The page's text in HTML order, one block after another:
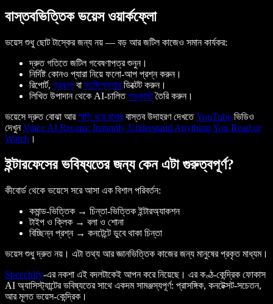
বাস্তবভিত্তিক ভয়েস ওয়ার্কফ্লো
ভয়েস শুধু ছোট টাস্কের জন্য নয় — বড় আর জটিল কাজেও সমান কার্যকর:
দ্রুত গতিতে জটিল গবেষণাপত্র শুনুন।
নির্দিষ্ট কোনও প্যারা নিয়ে ফলো-আপ প্রশ্ন করুন।
রিপোর্ট, প্রবন্ধবা সংক্ষিপ্তসারডিক্টেট করুন।
লিখিত উপাদান থেকে AI-চালিতপডকাস্টতৈরি করুন।
ভয়েসে দ্রুত বোঝা আরস্মৃতি ধরে রাখারবাস্তব উদাহরণ দেখতেYouTube ভিডিও
দেখুনVoice AI Recaps: Instantly Understand Anything You Read or
Watch ।
ইন্টারফেসের ভবিষ্যতের জন্য কেন এটা গুরুত্বপূর্ণ?
কীবোর্ড থেকে ভয়েসে সরে আসা এক বিশাল পরিবর্তন:
কমান্ড-ভিত্তিক → চিন্তা-ভিত্তিক ইন্টারঅ্যাকশন
টাইপ ও ক্লিক → বলা ও শোনা
বিচ্ছিন্ন প্রশ্ন → কনটেন্টে ডুবে থাকা চিন্তা
ভয়েস শুধু দ্রুত নয়। এটাতথ্য আর জ্ঞানভিত্তিক কাজের জন্য মানুষের প্রকৃত মাধ্যম।
Speechify-এর নকশা এই বদলটাকেই আপন করে নিয়েছে। এর কণ্ঠ-কেন্দ্রিক ফোকাস
AI অ্যাসিস্ট্যান্টের ভবিষ্যতের সাথে একদম সামঞ্জস্যপূর্ণ: প্রাসঙ্গিক, কনটেক্সট-সচেতন,
আর মূলত ভয়েস-কেন্দ্রিক।